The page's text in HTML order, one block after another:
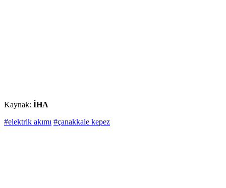
Kaynak: İHA
#elektrik akımı #çanakkale kepez